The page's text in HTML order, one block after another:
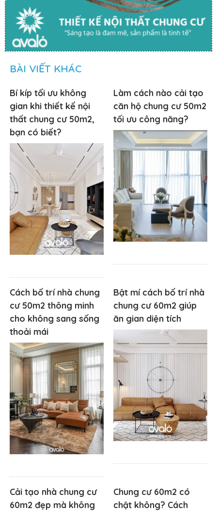
BÀI VIẾT KHÁC
Bí kíp tối ưu không
gian khi thiết kế nội
thất chung cư 50m2,
bạn có biết?
Làm cách nào cải tạo
căn hộ chung cư 50m2
tối ưu công năng?
Cách bố trí nhà chung
cư 50m2 thông minh
cho không sang sống
thoải mái
Bật mí cách bố trí nhà
chung cư 60m2 giúp
ăn gian diện tích
Cải tạo nhà chung cư
60m2 đẹp mà không
Chung cư 60m2 có
chật không? Cách